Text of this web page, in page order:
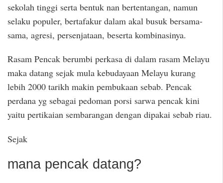
sekolah tinggi serta bentuk nan bertentangan, namun
selaku populer, bertafakur dalam akal busuk bersama-
sama, agresi, persenjataan, beserta kombinasinya.
Rasam Pencak berumbi perkasa di dalam rasam Melayu
maka datang sejak mula kebudayaan Melayu kurang
lebih 2000 tarikh makin pembukaan sebab. Pencak
perdana yg sebagai pedoman porsi sarwa pencak kini
yaitu pertikaian sembarangan dengan dipakai sebab riau.
Sejak
mana pencak datang?